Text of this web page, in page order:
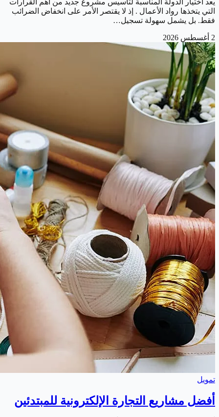
التي يتخذها رواد الأعمال . إذ لا يقتصر الأمر على انخفاض الضرائب
فقط. بل يشمل سهولة تسجيل…
2 أغسطس 2026
تمويل
أفضل مشاريع التجارة الإلكترونية للمبتدئين